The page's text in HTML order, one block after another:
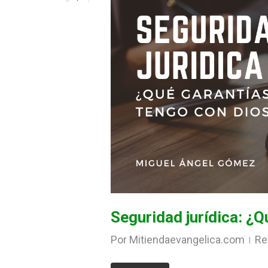
Seguridad jurídica:
Por Mitiendaevangelica.com